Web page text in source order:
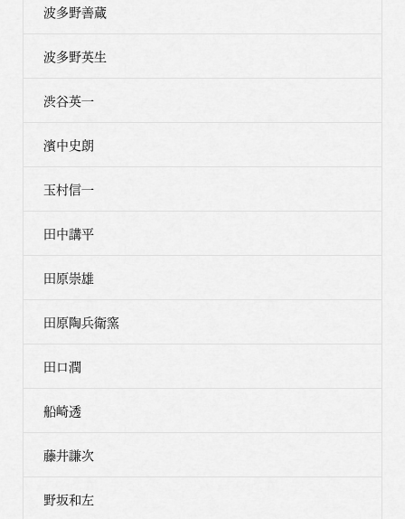
波多野善蔵
波多野英生
渋谷英一
濱中史朗
玉村信一
田中講平
田原崇雄
田原陶兵衛窯
田口潤
船崎透
藤井謙次
野坂和左